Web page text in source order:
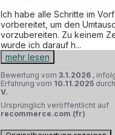
Ich habe alle Schritte im
vorbereitet, um den
vorzubereiten. Zu keinem
wurde ich darauf h...
mehr lesen
Bewertung vom 3.1.2026 ,
Erfahrung vom 10.11.2025
V.
Ursprünglich veröffentlicht auf
recommerce.com (fr)